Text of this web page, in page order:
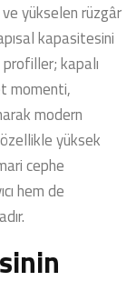
ve yükselen rüzgâr
kapasitesini
kapalı
momenti,
modern
yüksek
cephe
hem de